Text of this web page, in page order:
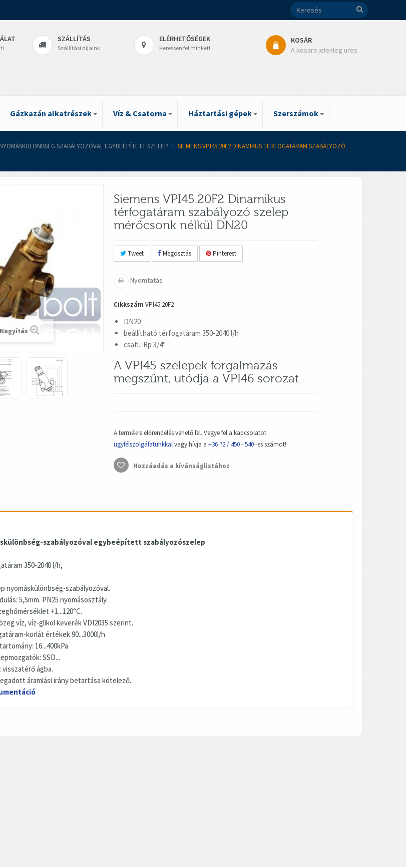
SZÁLLÍTÁS
Szállítási díjaink
ELÉRHETŐSÉGEK
Keressen fel minket!
KOSÁR
A kosara jelenleg üres
Gázkazán alkatrészek Víz & Csatorna Háztartási gépek Szerszámok
NYOMÁSKÜLÖNBSÉG SZABÁLYOZÓVAL EGYBEÉPÍTETT SZELEP > SIEMENS VPI45.20F2 DINAMIKUS TÉRFOGATÁRAM SZABÁLYOZÓ
Nagyítás
Siemens VPI45.20F2 Dinamikus
térfogatáram szabályozó szelep
mérőcsonk nélkül DN20
Tweet Megosztás Pinterest
Nyomtatás
Cikkszám VPI45.20F2
DN20
beállítható térfogatáram 350-2040 l/h
csatl.: Rp 3/4"
A VPI45 szelepek forgalmazás
megszűnt, utódja a VPI46 sorozat.
A termékre előrendelés vehető fel. Vegye fel a kapcsolatot
ügyfélszolgálatunkkalvagy hívja a +36 72 / 450 - 540-es számot!
Hozzáadás a kívánságlistához
szabályozóval egybeépített szabályozószelep
350-2040 l/h,
nyomáskülönbség-szabályozóval.
5,5mm. PN25 nyomásosztály.
+1...120°C.
víz, víz-glikol keverék VDI2035 szerint.
korlát értékek 90...3000l/h
16...400kPa
SSD...
ágba.
áramlási irány betartása kötelező.